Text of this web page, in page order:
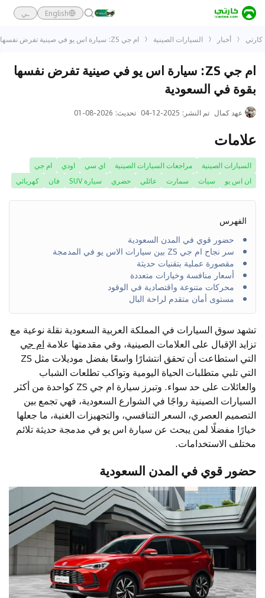
English ـي
كارتي أخبار السيارات الصينية ام جي ZS: سيارة اس يو في صينية تفرض نفسها بقوة في السعودية
ام جي ZS: سيارة اس يو في صينية تفرض نفسها
بقوة في السعودية
عهد كمال تم النشر :
2025-12-04 تحديث:
2026-08-01
علامات
السيارات الصينية مراجعات السيارات الصينية اي سي اودي
ام جي
ان اس يو
سيات سمارت عائلي حضري سيارة SUV فان كهربائي
الفهرس
حضور قوي في المدن السعودية
سر نجاح ام جي ZS بين سيارات الاس يو في المدمجة
مقصورة عملية بتقنيات حديثة
أسعار منافسة وخيارات متعددة
محركات متنوعة واقتصادية في الوقود
مستوى أمان متقدم لراحة البال
تشهد سوق السيارات في المملكة العربية السعودية نقلة نوعية مع
تزايد الإقبال على العلامات الصينية، وفي مقدمتها علامة ام جي
التي استطاعت أن تحقق انتشارًا واسعًا بفضل موديلات مثل ZS
التي تلبي متطلبات الحياة اليومية وتواكب تطلعات الشباب
والعائلات على حد سواء. وتبرز سيارة ام جي ZS كواحدة من أكثر
السيارات الصينية رواجًا في الشوارع السعودية، فهي تجمع بين
التصميم العصري، السعر التنافسي، والتجهيزات الغنية، ما جعلها
خيارًا مفضلًا لمن يبحث عن سيارة اس يو في مدمجة حديثة تلائم
مختلف الاستخدامات.
حضور قوي في المدن السعودية